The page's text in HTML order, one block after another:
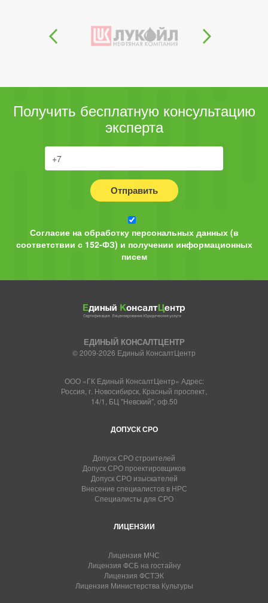
Получить бесплатную консультацию
эксперта
Отправить
Согласие на обработку персональных данных (в
соответствии с 152-ФЗ) и получении информационных
писем
ЕДИНЫЙ КОНСАЛТЦЕНТР
© 2009-2026 Единый КонсалтЦентр
ООО «ГК Единый КонсалтЦентр» Адрес:
Россия, г. Новосибирск, Красный проспект,
14/1, БЦ "Невский", оф.50
ДОПУСК СРО
Допуск СРО строителей
Допуск СРО проектировщиков
Допуск СРО изыскателей
Внесение специалистов в НРС
Специалисты для СРО
ЛИЦЕНЗИИ
Лицензия МЧС
Лицензия ФСБ на гостайну
Лицензия ФСТЭК
Лицензия Министерства Культуры